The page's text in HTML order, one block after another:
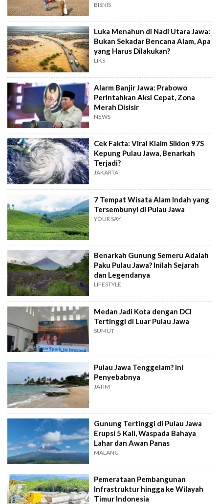
BISNIS
Luka Menahun di Nadi Utara Jawa:
Bukan Sekadar Bencana Alam, Apa
yang Harus Dilakukan?
LIKS
Alarm Banjir Jawa: Prabowo
Perintahkan Aksi Cepat, Zona
Merah Disisir
NEWS
Cek Fakta: Viral Klaim Siklon 97S
Kepung Pulau Jawa, Benarkah
Terjadi?
JAKARTA
7 Tempat Wisata Alam Indah yang
Tersembunyi di Pulau Jawa
YOUR SAY
Benarkah Gunung Semeru Adalah
Paku Pulau Jawa? Inilah Sejarah
dan Legendanya
LIFESTYLE
Medan Jadi Kota dengan DCI
Tertinggi di Luar Pulau Jawa
SUMUT
Pulau Jawa Tenggelam? Ini
Penyebabnya
JATIM
Gunung Tertinggi di Pulau Jawa
Erupsi 5 Kali, Waspada Bahaya
Lahar dan Awan Panas
MALANG
Pemerataan Pembangunan
Infrastruktur hingga ke Wilayah
Timur Indonesia